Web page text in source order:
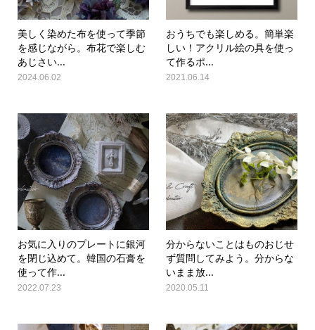
美しく染めた布を使って季節
を感じながら。布花で楽しむ
あじさい...
2024.06.02
おうちでも楽しめる。簡単楽
しい！アクリル絵の具を使っ
て作るポ...
2021.06.14
お気に入りのプレートに銀河
を閉じ込めて。韓国の石膏を
使って作...
2022.07.23
分からないことはものおじせ
ず質問してみよう。分からな
いまま放...
2020.05.11